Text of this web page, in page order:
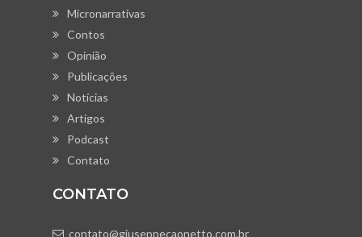
Micronarrativas
Contos
Opinião
Publicações
Notícias
Artigos
Podcast
Contato
CONTATO
contato@giuseppecaonetto.com.br